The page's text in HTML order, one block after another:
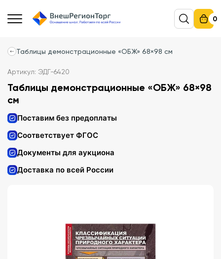
0
Таблицы демонстрационные «ОБЖ» 68×98 см
Артикул: ЭДГ-6420
Таблицы демонстрационные «ОБЖ» 68×98
см
Поставим без предоплаты
Соответствует ФГОС
Документы для аукциона
Доставка по всей России